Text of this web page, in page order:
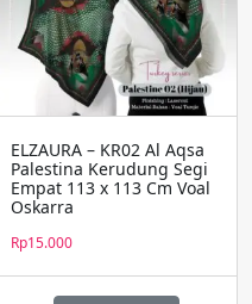
ELZAURA – KR02 Al Aqsa
Palestina Kerudung Segi
Empat 113 x 113 Cm Voal
Oskarra
Rp15.000